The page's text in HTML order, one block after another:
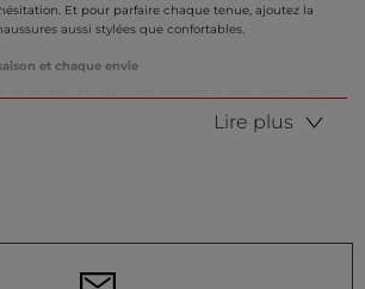
Et pour parfaire chaque tenue, ajoutez la
aussi stylées que confortables.
et chaque envie
pour l’été, des robes-pull douillettes pour l’hiver, sans
en maille côtelée parfaites pour la mi-saison. Craquez
petite robe noire reste un incontournable du dressing
Lire plus